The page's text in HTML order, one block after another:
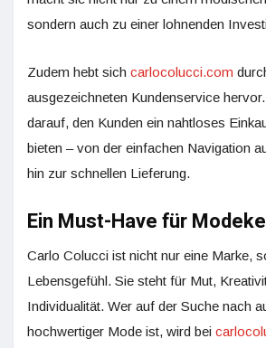
sondern auch zu einer lohnenden
Zudem hebt sich carlocolucci.com
ausgezeichneten Kundenservice
darauf, den Kunden ein nahtloses
bieten – von der einfachen Navigation
hin zur schnellen Lieferung.
Ein Must-Have für
Carlo Colucci ist nicht nur eine Marke,
Lebensgefühl. Sie steht für Mut,
Individualität. Wer auf der Suche nach
hochwertiger Mode ist, wird bei